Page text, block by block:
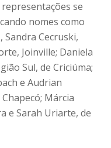
se
nomes como
Cecruski,
Joinville; Daniela
Sul, de Criciúma;
e Audrian
Márcia
e Sarah Uriarte, de